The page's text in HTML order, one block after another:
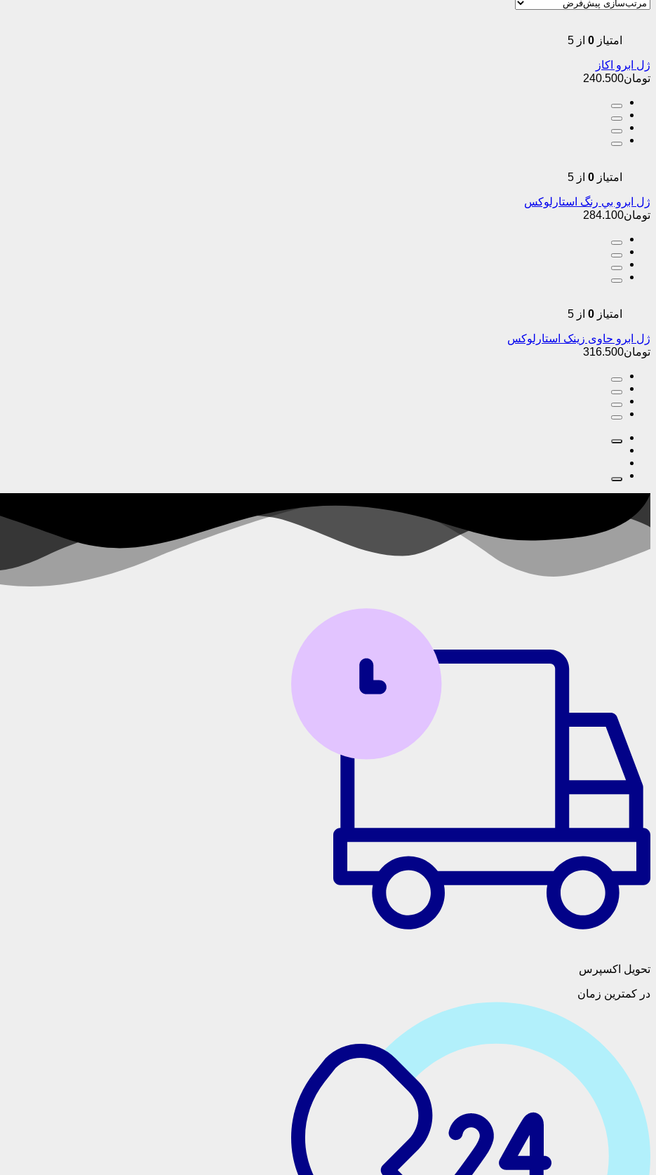
امتیاز 0 از 5
ژل ابرو اکاز
تومان240.500
امتیاز 0 از 5
ژل ابرو بي رنگ استارلوکس
تومان284.100
امتیاز 0 از 5
ژل ابرو حاوی زينک استارلوکس
تومان316.500
تحویل اکسپرس
در کمترین زمان